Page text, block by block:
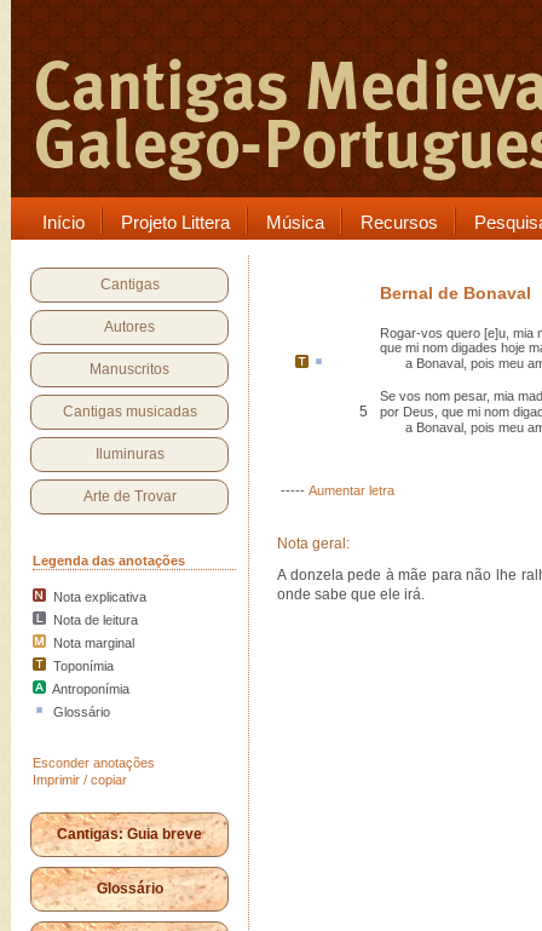
Início Projeto Littera Música Recursos
Cantigas
Autores
Manuscritos
Cantigas musicadas
Iluminuras
Arte de Trovar
Legenda das anotações
Nota explicativa
Nota de leitura
Nota marginal
Toponímia
Antroponímia
Glossário
Esconder anotações
Imprimir / copiar
Cantigas: Guia breve
Glossário
Bernal de Bonaval
Rogar-vos quero [e]u, mia
que mi nom digades hoje
a Bonaval , pois meu
Se vos nom pesar, mia
5
por Deus, que mi nom
a Bonaval, pois meu
----- Aumentar letra
Nota geral:
A donzela pede à mãe para não lhe
onde sabe que ele irá.